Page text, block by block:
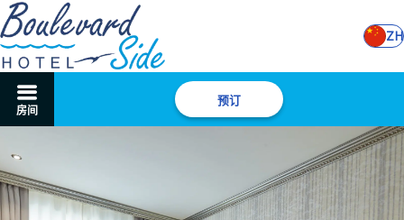
ZH
房间
预订